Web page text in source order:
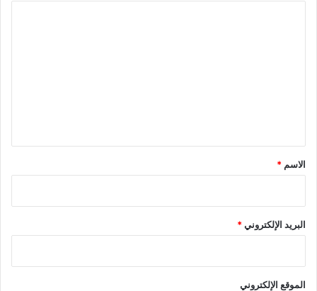
*
الاسم *
البريد الإلكتروني*
الموقع الإلكتروني